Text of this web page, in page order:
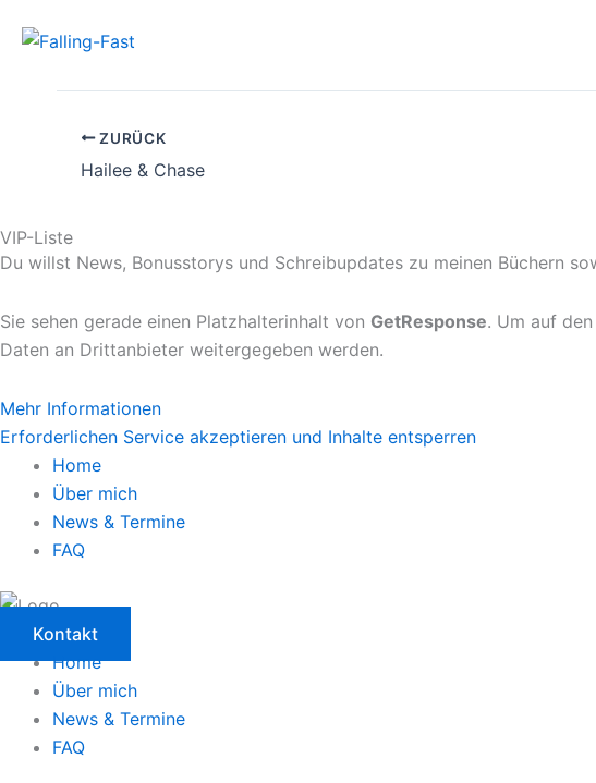
ZURÜCK
Hailee & Chase
VIP-Liste
Du willst News, Bonusstorys und Schreibupdates zu meinen Büchern
Sie sehen gerade einen Platzhalterinhalt von GetResponse. Um auf
Daten an Drittanbieter weitergegeben werden.
Mehr Informationen
Erforderlichen Service akzeptieren und Inhalte entsperren
Home
Über mich
News & Termine
FAQ
Kontakt
Home
Über mich
News & Termine
FAQ